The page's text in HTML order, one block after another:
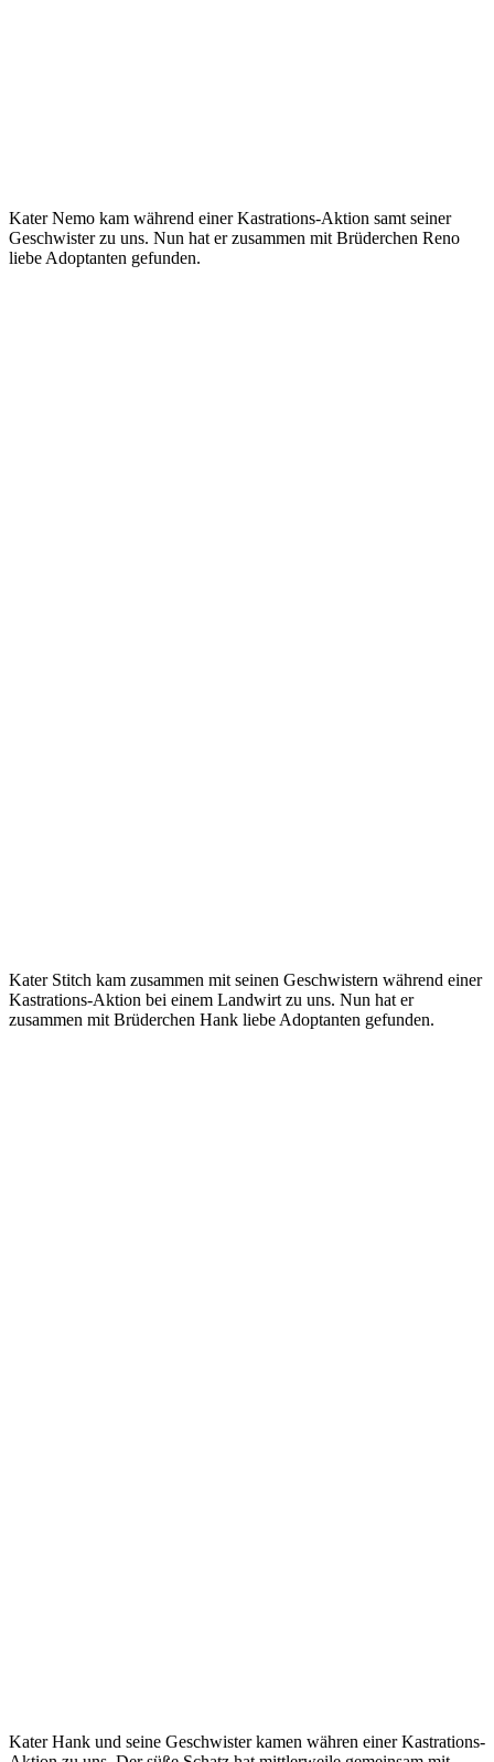
Kater Nemo kam während einer Kastrations-Aktion samt seiner
Geschwister zu uns. Nun hat er zusammen mit Brüderchen Reno
liebe Adoptanten gefunden.
Kater Stitch kam zusammen mit seinen Geschwistern während einer
Kastrations-Aktion bei einem Landwirt zu uns. Nun hat er
zusammen mit Brüderchen Hank liebe Adoptanten gefunden.
Kater Hank und seine Geschwister kamen währen einer Kastrations-